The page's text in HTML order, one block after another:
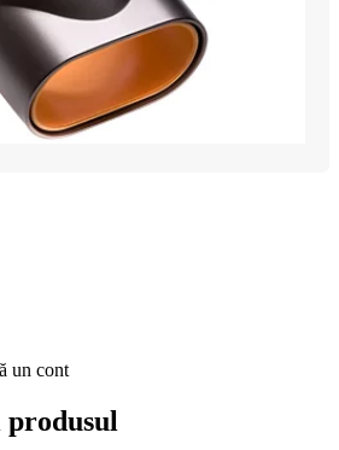
un cont